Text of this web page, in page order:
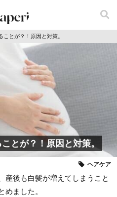
とが？！原因と対策。
とが？！原因と対策。
ヘアケア
産後も白髪が増えてしまうこと
めました。